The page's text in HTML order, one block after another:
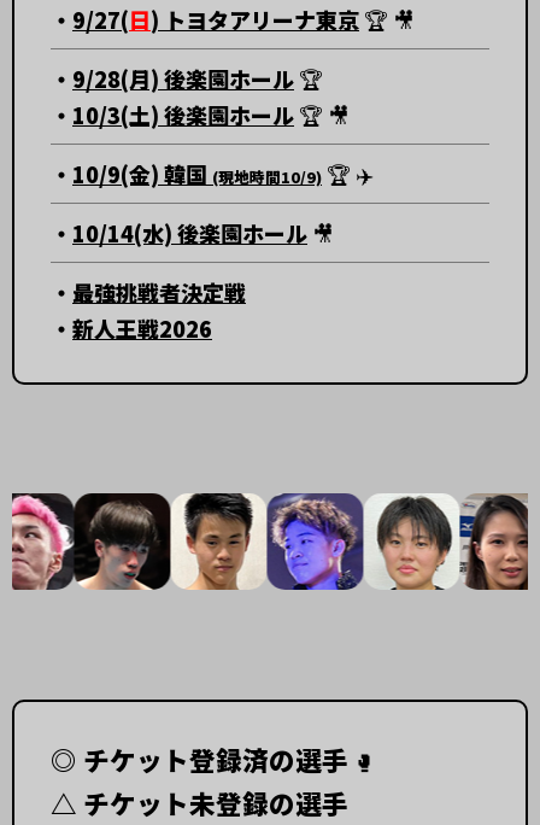
・ 9/27(日) トヨタアリーナ東京🏆 🎥
・ 9/28(月) 後楽園ホール🏆
・ 10/3(土) 後楽園ホール🏆 🎥
・ 10/9(金) 韓国 (現地時間10/9) 🏆 ✈️
・ 10/14(水) 後楽園ホール 🎥
・ 最強挑戦者決定戦
・ 新人王戦2026
◎ チケット登録済の選手 🥊
△ チケット未登録の選手